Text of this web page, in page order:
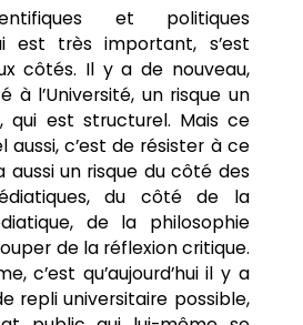
et politiques
est très important, s’est
côtés. Il y a de nouveau,
à l’Université, un risque un
qui est structurel. Mais ce
aussi, c’est de résister à ce
aussi un risque du côté des
du côté de la
de la philosophie
de la réflexion critique.
c’est qu’aujourd’hui il y a
repli universitaire possible,